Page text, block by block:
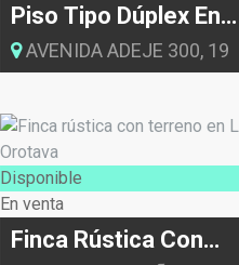
Piso Tipo Dúplex En
Playa Paraiso
AVENIDA ADEJE 300, 19
Disponible
En venta
Finca Rústica Con